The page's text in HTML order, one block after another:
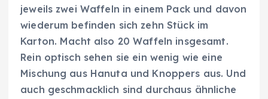
jeweils zwei Waffeln in einem Pack und davon
wiederum befinden sich zehn Stück im
Karton. Macht also 20 Waffeln insgesamt.
Rein optisch sehen sie ein wenig wie eine
Mischung aus Hanuta und Knoppers aus. Und
auch geschmacklich sind durchaus ähnliche